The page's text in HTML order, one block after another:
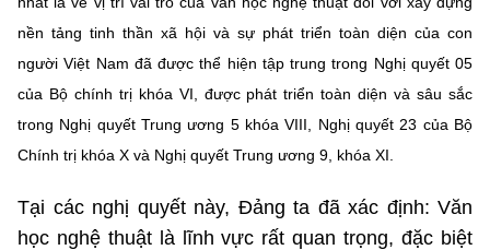
Chọn ngôn ngữ
Vietnamese English
BỘ KHOA HỌC VÀ CÔNG NGHỆ
Điều khoản sử dụng Theo dõi MST: Góp ý
nền tảng tinh thần xã hội và sự phát triển toàn diện của con
người Việt Nam đã được thể hiện tập trung trong Nghị quyết 05
của Bộ chính trị khóa VI, được phát triển toàn diện và sâu sắc
trong Nghị quyết Trung ương 5 khóa VIII, Nghị quyết 23 của Bộ
Chính trị khóa X và Nghị quyết Trung ương 9, khóa XI.
Tại các nghị quyết này, Đảng ta đã xác định: Văn
học nghệ thuật là lĩnh vực rất quan trọng, đặc biệt